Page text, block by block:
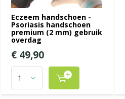
Eczeem handschoen -
Psoriasis handschoen
premium (2 mm) gebruik
overdag
€ 49,90